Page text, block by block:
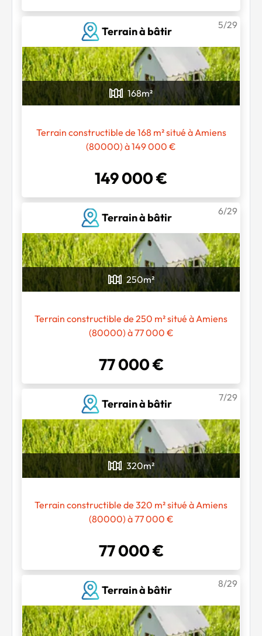
Terrain à bâtir
5/29
168m²
Terrain constructible de 168 m² situé à Amiens
(80000) à 149 000 €
149 000 €
Terrain à bâtir
6/29
250m²
Terrain constructible de 250 m² situé à Amiens
(80000) à 77 000 €
77 000 €
Terrain à bâtir
7/29
320m²
Terrain constructible de 320 m² situé à Amiens
(80000) à 77 000 €
77 000 €
Terrain à bâtir
8/29